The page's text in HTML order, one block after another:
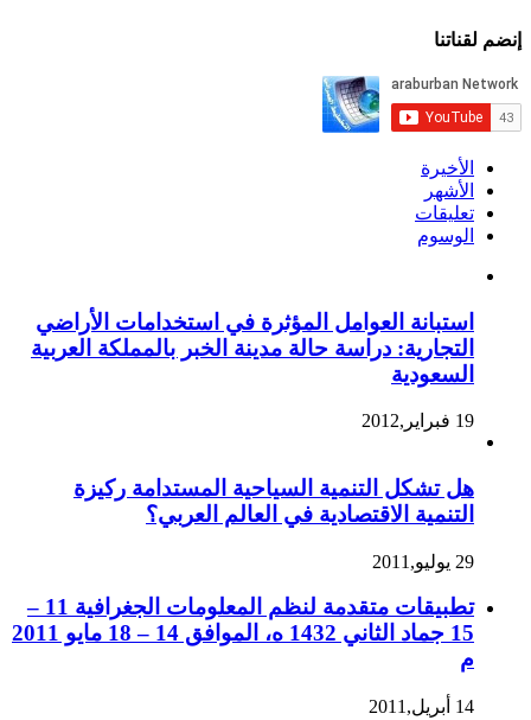
إنضم لقناتنا
الأخيرة
الأشهر
تعليقات
الوسوم
استبانة العوامل المؤثرة في استخدامات الأراضي
التجارية: دراسة حالة مدينة الخبر بالمملكة العربية
السعودية
19 فبراير,2012
هل تشكل التنمية السياحية المستدامة ركيزة
التنمية الاقتصادية في العالم العربي؟
29 يوليو,2011
تطبيقات متقدمة لنظم المعلومات الجغرافية 11 –
15 جماد الثاني 1432 ه، الموافق 14 – 18 مايو 2011
م
14 أبريل,2011